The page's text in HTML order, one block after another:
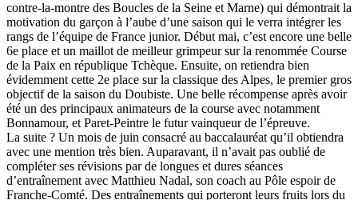
contre-la-montre des Boucles de la Seine et Marne) qui démontrait la
motivation du garçon à l’aube d’une saison qui le verra intégrer les
rangs de l’équipe de France junior. Début mai, c’est encore une belle
6e place et un maillot de meilleur grimpeur sur la renommée Course
de la Paix en république Tchèque. Ensuite, on retiendra bien
évidemment cette 2e place sur la classique des Alpes, le premier gros
objectif de la saison du Doubiste. Une belle récompense après avoir
été un des principaux animateurs de la course avec notamment
Bonnamour, et Paret-Peintre le futur vainqueur de l’épreuve.
La suite ? Un mois de juin consacré au baccalauréat qu’il obtiendra
avec une mention très bien. Auparavant, il n’avait pas oublié de
compléter ses révisions par de longues et dures séances
d’entraînement avec Matthieu Nadal, son coach au Pôle espoir de
Franche-Comté. Des entraînements qui porteront leurs fruits lors du